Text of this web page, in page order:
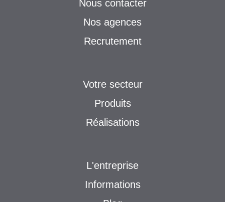
Nous contacter
Nos agences
Recrutement
Votre secteur
Produits
Réalisations
L'entreprise
Informations